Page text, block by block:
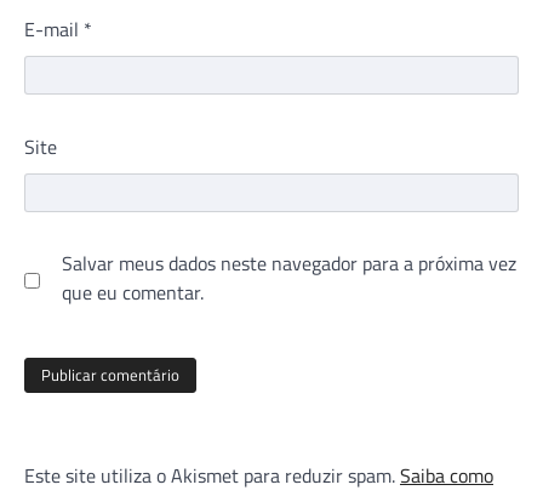
E-mail *
Site
Salvar meus dados neste navegador para a próxima vez
que eu comentar.
Este site utiliza o Akismet para reduzir spam.Saiba como